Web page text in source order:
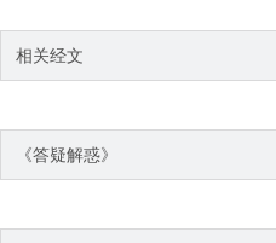
相关经文
《答疑解惑》